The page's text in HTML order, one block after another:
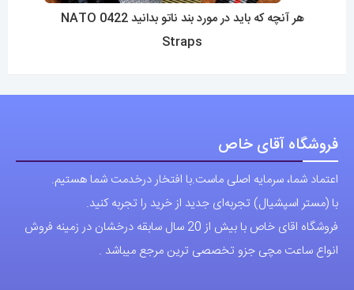
هر آنچه که باید در مورد بند ناتو بدانید 0422 NATO
Straps
فروشگاه آقای خاص
اعتماد شما، سرمایه اصلی ماست.با افتخار درخدمت شما هستیم.
با (مستر اسپشیال) تجربه‌ای جدید از خرید را تجربه کنید.
فروشگاه اقای خاص با بیش از 20 سال سابقه درخشان در زمینه فروش
انواع ساعت مچی جزو تخصصی ترین مرجع میباشد .